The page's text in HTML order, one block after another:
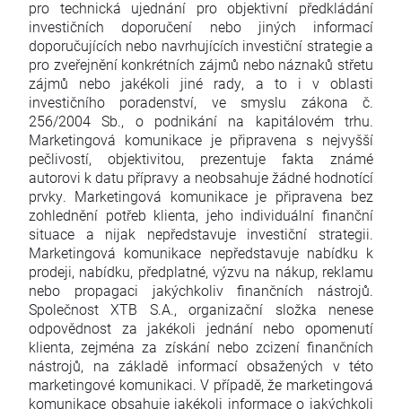
pro technická ujednání pro objektivní předkládání
investičních doporučení nebo jiných informací
doporučujících nebo navrhujících investiční strategie a
pro zveřejnění konkrétních zájmů nebo náznaků střetu
zájmů nebo jakékoli jiné rady, a to i v oblasti
investičního poradenství, ve smyslu zákona č.
256/2004 Sb., o podnikání na kapitálovém trhu.
Marketingová komunikace je připravena s nejvyšší
pečlivostí, objektivitou, prezentuje fakta známé
autorovi k datu přípravy a neobsahuje žádné hodnotící
prvky. Marketingová komunikace je připravena bez
zohlednění potřeb klienta, jeho individuální finanční
situace a nijak nepředstavuje investiční strategii.
Marketingová komunikace nepředstavuje nabídku k
prodeji, nabídku, předplatné, výzvu na nákup, reklamu
nebo propagaci jakýchkoliv finančních nástrojů.
Společnost XTB S.A., organizační složka nenese
odpovědnost za jakékoli jednání nebo opomenutí
klienta, zejména za získání nebo zcizení finančních
nástrojů, na základě informací obsažených v této
marketingové komunikaci. V případě, že marketingová
komunikace obsahuje jakékoli informace o jakýchkoli